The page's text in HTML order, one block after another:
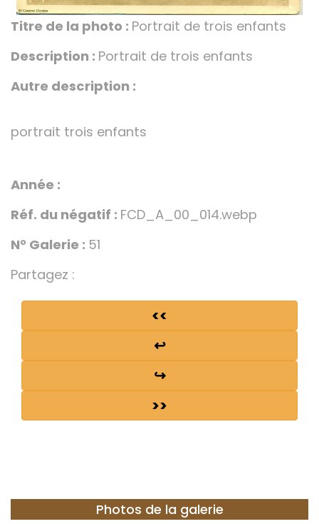
Titre de la photo : Portrait de trois enfants
Description : Portrait de trois enfants
Autre description :
portrait trois enfants
Année :
Réf. du négatif : FCD_A_00_014.webp
N° Galerie : 51
Partagez :
<<
↩
↪
>>
Photos de la galerie